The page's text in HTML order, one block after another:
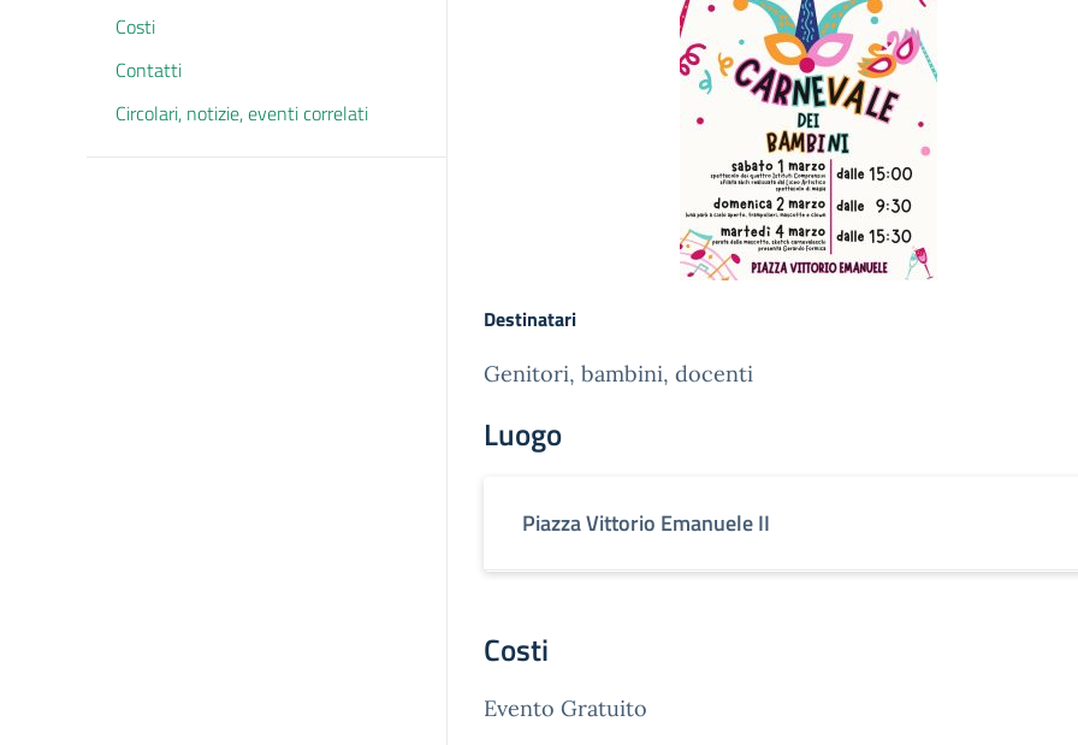
Costi
Contatti
Circolari, notizie, eventi correlati
Destinatari
Genitori, bambini, docenti
Luogo
Piazza Vittorio Emanuele II
Costi
Evento Gratuito